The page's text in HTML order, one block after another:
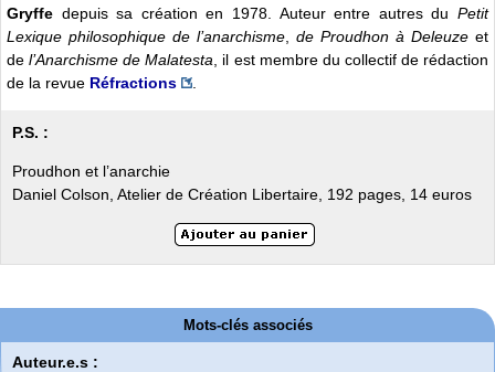
Gryffe depuis sa création en 1978. Auteur entre autres du Petit
Lexique philosophique de l’anarchisme
de Proudhon à Deleuze et
del’Anarchisme de Malatesta , il est membre du collectif de rédaction
de la revue Réfractions
P.S. :
Proudhon et l’anarchie
Daniel Colson, Atelier de Création Libertaire, 192 pages, 14 euros
Mots-clés associés
Auteur.e.s :